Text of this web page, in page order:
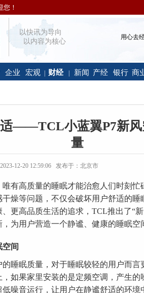
您！
以快讯为导向
以内容为核心
用心去
企业 宏观 财经 新闻 产经 银行 商
——TCL小蓝翼P7新风
量
2023-12-20 12:59:06 发布于：北京市
高质量的睡眠才能治愈人们时刻忙
燥等问题，不仅会破坏用户舒适的
、更高品质生活的追求，TCL推出了“
为用户营造一个静谧、健康的睡眠空
空间
眠质量，对于睡眠较轻的用户而言
如果家里安装的是定频空调，产生
噪音运行，让用户在静谧舒适的环境